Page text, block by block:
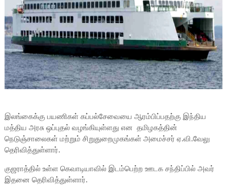
இலங்கைக்கு பயணிகள் கப்பல்சேவையை ஆரம்பிப்பதற்கு இந்திய
மத்திய அரசு ஒப்புதல் வழங்கியுள்ளது என தமிழகத்தின்
நெடுஞ்சாலைகள் மற்றும் சிறுதுறைமுகங்கள் அமைச்சர் ஏ.வி.வேலு
தெரிவித்துள்ளார்.
குஜராத்தில் உள்ள கெவாடியாவில் இடம்பெற்ற ஊடக சந்திப்பில் அவர்
இதனை தெரிவித்துள்ளார்.